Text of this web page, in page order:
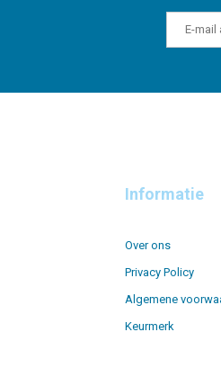
Informatie
Over ons
Privacy Policy
Algemene
Keurmerk